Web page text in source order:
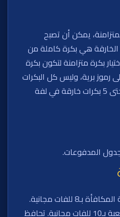
يمكن أن تصبح
الخارقة هي بكرة كاملة من
بكرة متزامنة لتكون بكرة
رموز برية، وليس كل البكرات
المتزامنة. يمكن أن تظهر حتى 5 بكرات خارقة في لفة
المدفوعات.
تبدأ 3 رموز FS Scatter لعبة المكافأة بـ8 للفات مجانية.
وتبدأ 4 رموز FS Scatter اللعبة بـ10 للفات مجانية. تحافظ